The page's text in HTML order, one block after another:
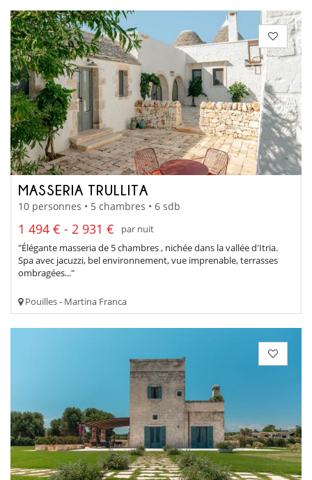
MASSERIA TRULLITA
10 personnes • 5 chambres • 6 sdb
1 494 € - 2 931 €
par nuit
"Élégante masseria de 5 chambres , nichée dans la vallée d'Itria.
Spa avec jacuzzi, bel environnement, vue imprenable, terrasses
ombragées..."
Pouilles - Martina Franca